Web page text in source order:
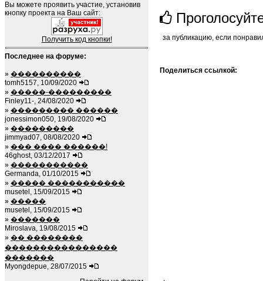
Вы можете проявить участие, установив
кнопку проекта на Ваш сайт:
Получить код кнопки!
Последнее на форуме:
» ����������
tomh5157, 10/09/2020
» �����-���������
Finley11-, 24/08/2020
» ��������� ������
jonessimon050, 19/08/2020
» ���������
jimmyad07, 08/08/2020
» ��� ���� ������!
46ghost, 03/12/2017
» �����������
Germanda, 01/10/2015
» ����� �����������
musetel, 15/09/2015
» �����
musetel, 15/09/2015
» �������
Miroslava, 19/08/2015
» �� ��������
����������������
�������
Myongdepue, 28/07/2015
за публикацию, если
Поделиться ссылкой: